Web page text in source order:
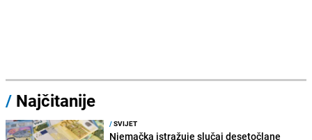
/ Najčitanije
/SVIJET
Njemačka istražuje slučaj desetočlane